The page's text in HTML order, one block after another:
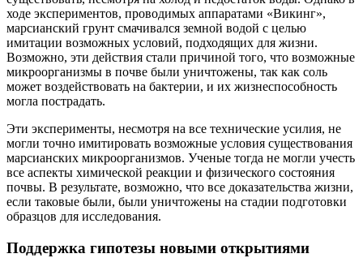
ходе экспериментов, проводимых аппаратами «Викинг»,
марсианский грунт смачивался земной водой с целью
имитации возможных условий, подходящих для жизни.
Возможно, эти действия стали причиной того, что возможные
микроорганизмы в почве были уничтожены, так как соль
может воздействовать на бактерии, и их жизнеспособность
могла пострадать.
Эти эксперименты, несмотря на все технические усилия, не
могли точно имитировать возможные условия существования
марсианских микроорганизмов. Ученые тогда не могли учесть
все аспекты химической реакции и физического состояния
почвы. В результате, возможно, что все доказательства жизни,
если таковые были, были уничтожены на стадии подготовки
образцов для исследования.
Поддержка гипотезы новыми открытиями